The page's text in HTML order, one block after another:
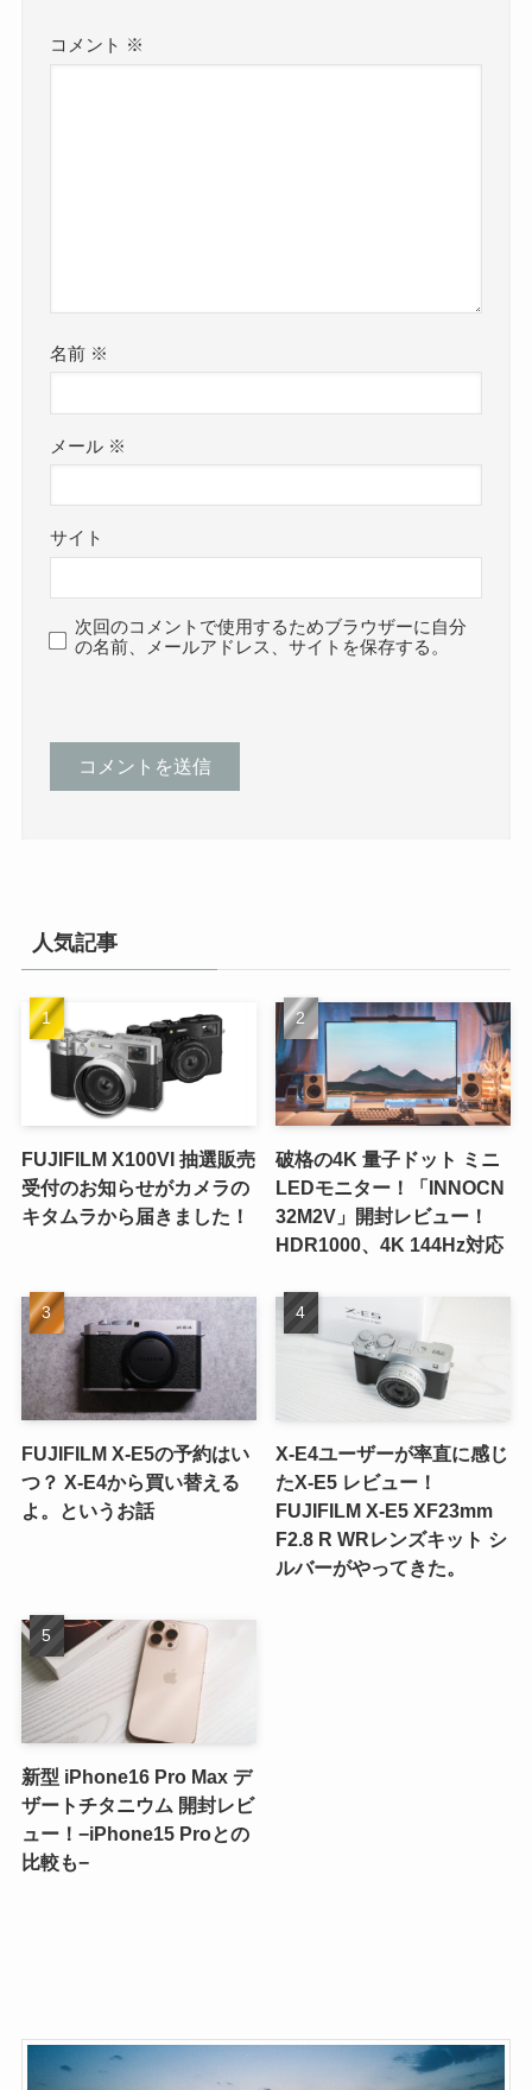
コメント ※
名前 ※
メール ※
サイト
次回のコメントで使用するためブラウザーに自分
の名前、メールアドレス、サイトを保存する。
人気記事
FUJIFILM X100VI 抽選販売
受付のお知らせがカメラの
キタムラから届きました！
破格の4K 量子ドット ミニ
LEDモニター！「INNOCN
32M2V」開封レビュー！
HDR1000、4K 144Hz対応
FUJIFILM X-E5の予約はい
つ？ X-E4から買い替える
よ。というお話
X-E4ユーザーが率直に感じ
たX-E5 レビュー！
FUJIFILM X-E5 XF23mm
F2.8 R WRレンズキット シ
ルバーがやってきた。
新型 iPhone16 Pro Max デ
ザートチタニウム 開封レビ
ュー！−iPhone15 Proとの
比較も−